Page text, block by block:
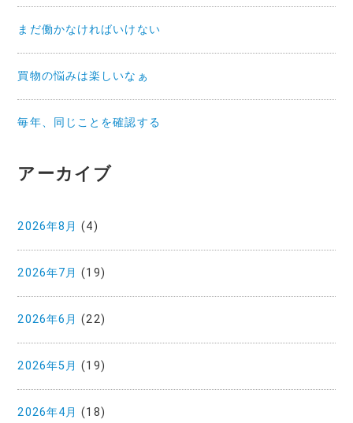
まだ働かなければいけない
買物の悩みは楽しいなぁ
毎年、同じことを確認する
アーカイブ
2026年8月 (4)
2026年7月 (19)
2026年6月 (22)
2026年5月 (19)
2026年4月 (18)